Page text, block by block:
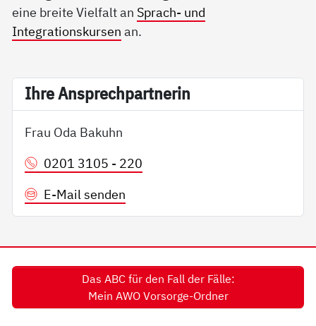
eine breite Vielfalt an Sprach- und
Integrationskursen an.
Ih­re An­sp­rech­part­ne­rin
Frau Oda Bakuhn
0201 3105 - 220
E-Mail senden
Das ABC für den Fall der Fälle:
Mein AWO Vorsorge-Ordner